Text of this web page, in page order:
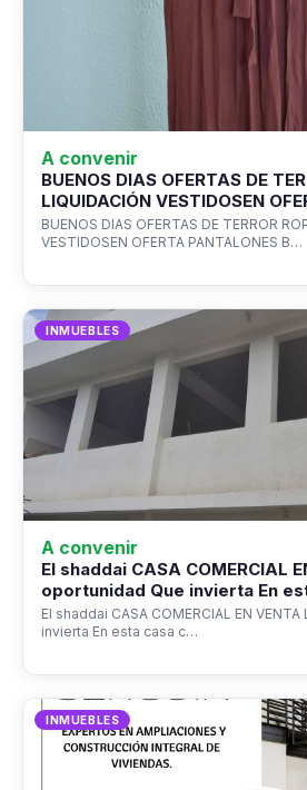
A convenir
BUENOS DIAS OFERTAS DE
LIQUIDACIÓN VESTIDOSEN
BUENOS DIAS OFERTAS DE TERROR
VESTIDOSEN OFERTA PANTALONES B…
INMUEBLES
A convenir
El shaddai CASA COMERCIAL
oportunidad Que invierta En
El shaddai CASA COMERCIAL EN
invierta En esta casa c…
INMUEBLES